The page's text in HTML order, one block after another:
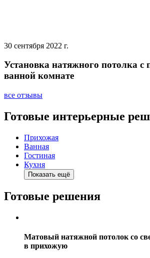
30 сентября 2022 г.
Установка натяжного потолка с
ванной комнате
все отзывы
Готовые интерьерные
Прихожая
Ванная
Гостиная
Кухня
Показать ещё
Готовые решения
Матовый натяжной потолок со
в прихожую